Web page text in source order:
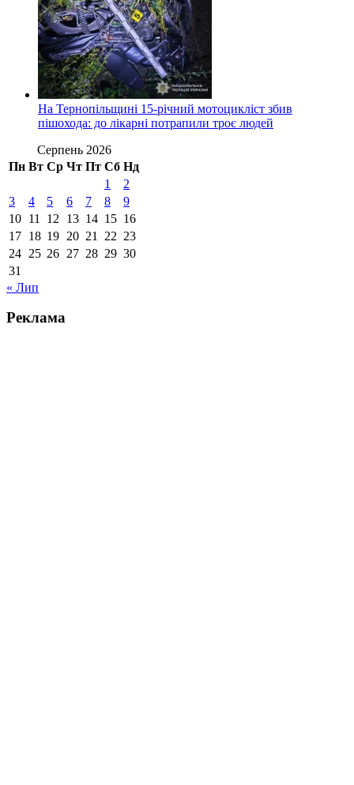
На Тернопільщині 15-річний мотоцикліст збив
пішохода: до лікарні потрапили троє людей
Серпень 2026
Пн Вт Ср Чт Пт Сб Нд
1
2
3
4 5 6 7 8
9
10 11 12 13 14 15 16
17 18 19 20 21 22 23
24 25 26 27 28 29 30
31
« Лип
Реклама